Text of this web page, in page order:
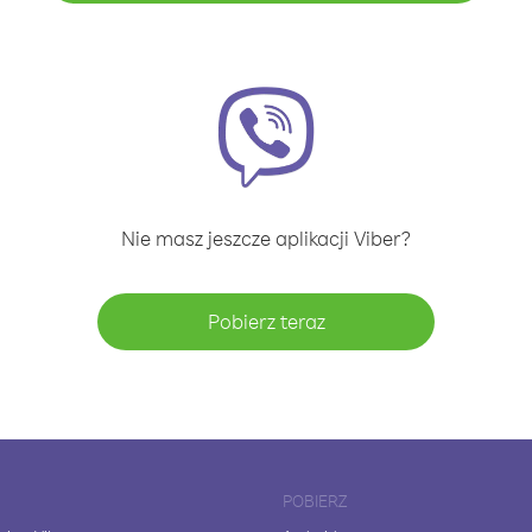
Nie masz jeszcze aplikacji Viber?
Pobierz teraz
POBIERZ